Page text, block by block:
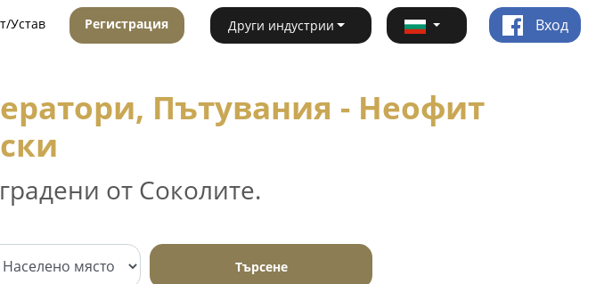
Устав Регистрация Други индустрии Вход
Пътувания - Неофит
от Соколите.
Търсене